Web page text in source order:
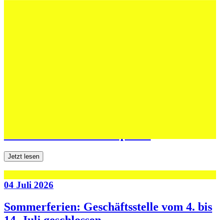
Jetzt lesen
04 Juli 2026
Sommerferien: Geschäftsstelle vom 4. bis